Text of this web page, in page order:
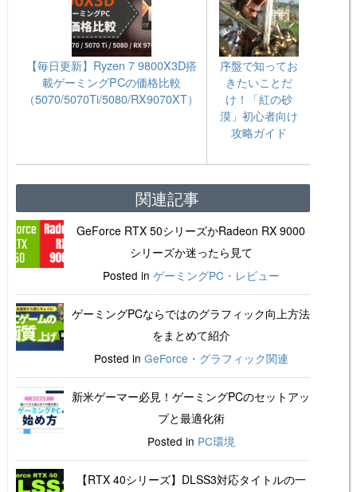
【毎日更新】Ryzen 7 9800X3D搭
載ゲーミングPCの価格比較
（5070/5070Ti/5080/RX9070XT）
序盤で知ってお
きたいことだ
け！「紅の砂
漠」初心者向け
攻略ガイド
関連記事
GeForce RTX 50シリーズかRadeon RX 9000
シリーズか迷ったら見て
Posted in ゲーミングPC・レビュー
ゲーミングPCならではのグラフィック向上方法
をまとめて紹介
Posted in GeForce・グラフィック関連
新米ゲーマー必見！ゲーミングPCのセットアッ
プと最適化術
Posted in PC環境
【RTX 40シリーズ】DLSS3対応タイトルの一